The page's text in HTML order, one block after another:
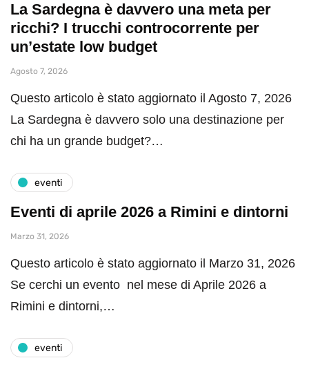
La Sardegna è davvero una meta per
ricchi? I trucchi controcorrente per
un’estate low budget
Agosto 7, 2026
Questo articolo è stato aggiornato il Agosto 7, 2026
La Sardegna è davvero solo una destinazione per
chi ha un grande budget?…
eventi
Eventi di aprile 2026 a Rimini e dintorni
Marzo 31, 2026
Questo articolo è stato aggiornato il Marzo 31, 2026
Se cerchi un evento nel mese di Aprile 2026 a
Rimini e dintorni,…
eventi